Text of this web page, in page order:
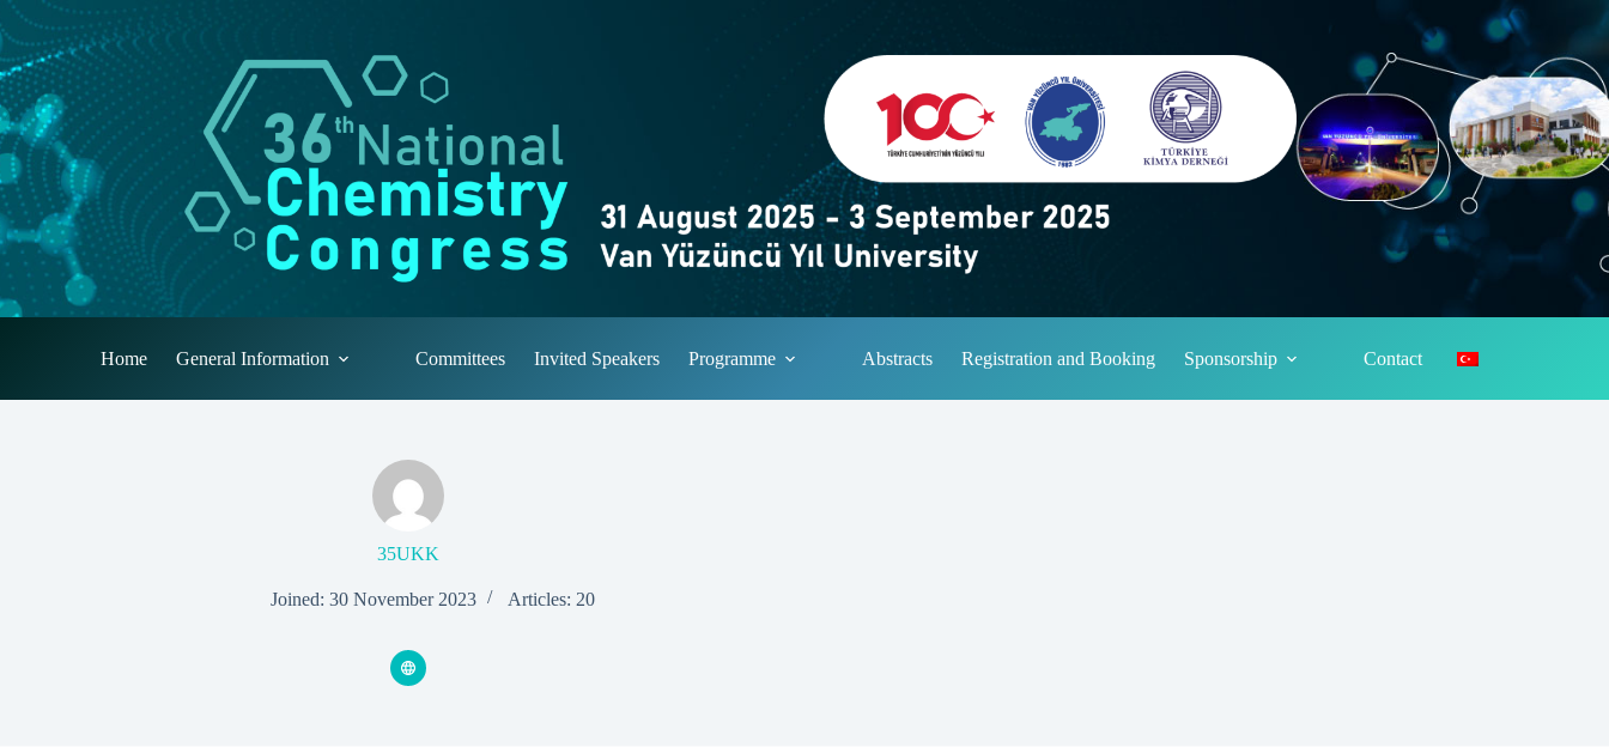
Skip
to
content
Home General Information Committees Invited Speakers Programme Abstracts Registration and Booking Sponsorship Contact
35UKK
Joined: 30 November 2023 Articles: 20